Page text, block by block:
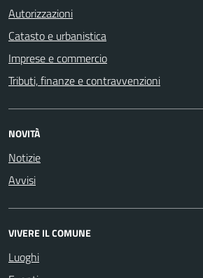
Autorizzazioni
Catasto e urbanistica
Imprese e commercio
Tributi, finanze e contravvenzioni
NOVITÀ
Notizie
Avvisi
VIVERE IL COMUNE
Luoghi